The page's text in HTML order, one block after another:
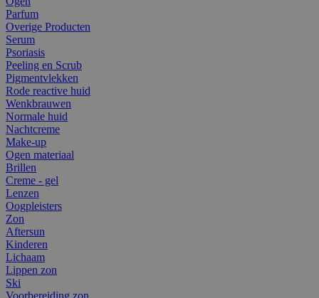
Parfum
Overige Producten
Serum
Psoriasis
Peeling en Scrub
Pigmentvlekken
Rode reactive huid
Wenkbrauwen
Normale huid
Nachtcreme
Make-up
Ogen materiaal
Brillen
Creme - gel
Lenzen
Oogpleisters
Zon
Aftersun
Kinderen
Lichaam
Lippen zon
Ski
Voorbereiding zon